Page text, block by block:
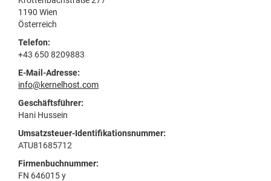
1190 Wien
Österreich
Telefon:
+43 650 8209883
E-Mail-Adresse:
info@kernelhost.com
Geschäftsführer:
Hani Hussein
Umsatzsteuer-Identifikationsnummer:
ATU81685712
Firmenbuchnummer:
FN 646015 y